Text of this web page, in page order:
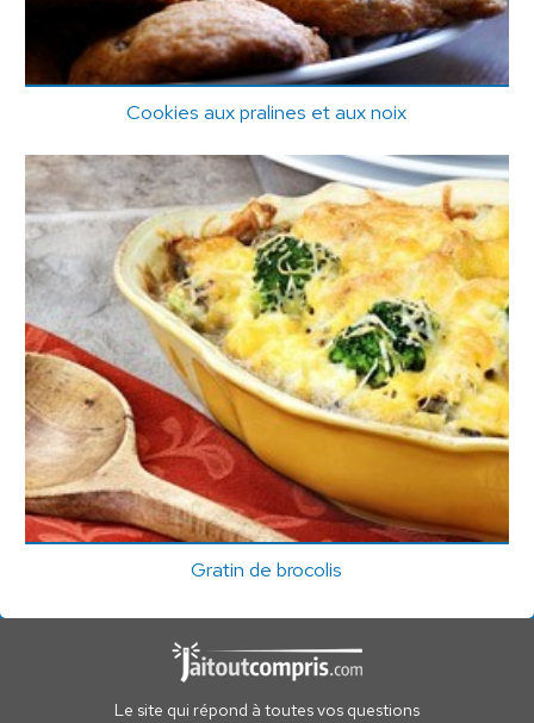
Cookies aux pralines et aux noix
Gratin de brocolis
Le site qui répond à toutes vos questions